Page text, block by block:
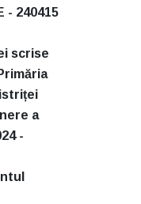
- 240415
scrise
a
-